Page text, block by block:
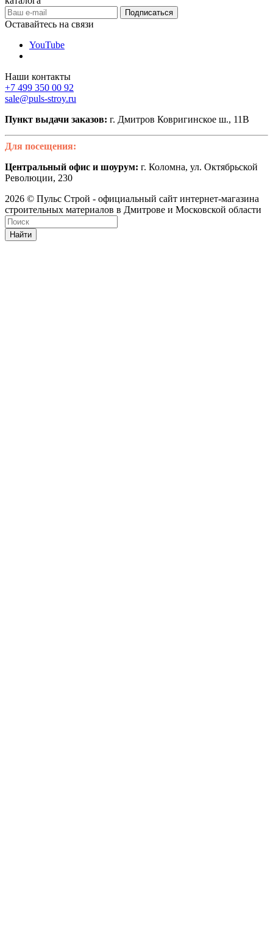
Оставайтесь на связи
YouTube
Наши контакты
+7 499 350 00 92
sale@puls-stroy.ru
Пункт выдачи заказов: г. Дмитров Ковригинское ш., 11В
Для посещения:
Центральный офис и шоурум: г. Коломна, ул. Октябрьской
Революции, 230
2026 © Пульс Строй - официальный сайт интернет-магазина
строительных материалов в Дмитрове и Московской области
Найти